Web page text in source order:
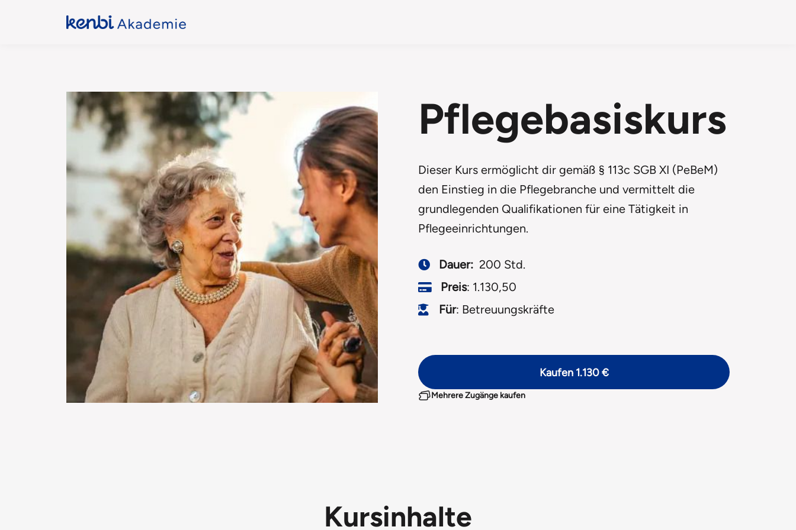
Pflegebasiskurs
Dieser Kurs ermöglicht dir gemäß § 113c SGB XI (PeBeM)
den Einstieg in die Pflegebranche und vermittelt die
grundlegenden Qualifikationen für eine Tätigkeit in
Pflegeeinrichtungen.
Dauer: 200 Std.
Preis: 1.130,50
Für: Betreuungskräfte
Kaufen 1.130 €
Mehrere Zugänge kaufen
Kursinhalte